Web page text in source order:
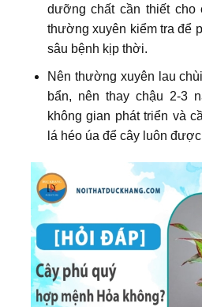
dưỡng chất cần thiết cho
thường xuyên kiểm tra để
sâu bệnh kịp thời.
Nên thường xuyên lau
bẩn, nên thay chậu 2-3
không gian phát triển và
lá héo úa để cây luôn